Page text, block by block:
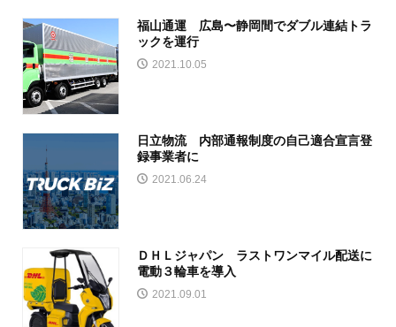
福山通運 広島〜静岡間でダブル連結トラ
ックを運行
2021.10.05
日立物流 内部通報制度の自己適合宣言登
録事業者に
2021.06.24
ＤＨＬジャパン ラストワンマイル配送に
電動３輪車を導入
2021.09.01